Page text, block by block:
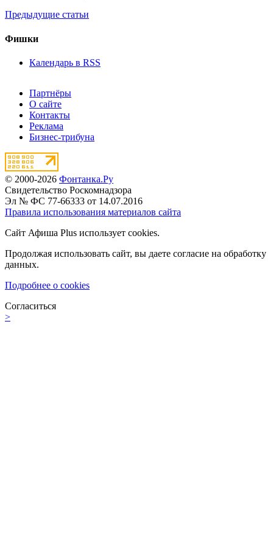
Предыдущие статьи
Фишки
Календарь в RSS
Партнёры
О сайте
Контакты
Реклама
Бизнес-трибуна
© 2000-2026 Фонтанка.Ру
Свидетельство Роскомнадзора
Эл № ФС 77-66333 от 14.07.2016
Правила использования материалов сайта
Сайт Афиша Plus использует cookies.
Продолжая использовать сайт, вы даете согласие на обработку
данных.
Подробнее о cookies
Согласиться
>